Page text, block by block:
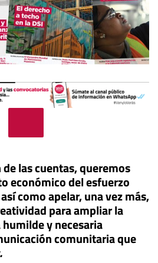
las cuentas, queremos
económico del esfuerzo
como apelar, una vez más,
para ampliar la
y necesaria
comunitaria que